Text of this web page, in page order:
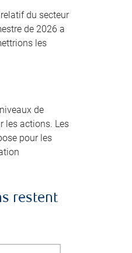
du secteur
de 2026 a
les
de
les actions. Les
pour les
restent